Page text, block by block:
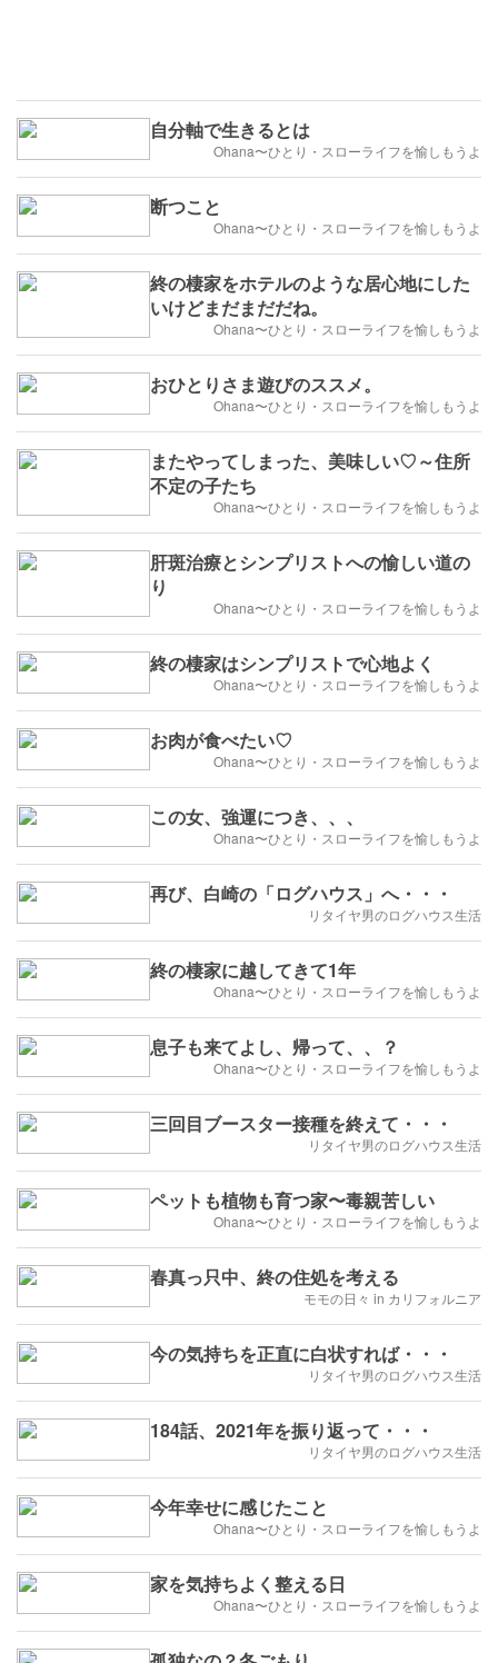
自分軸で生きるとは
Ohana〜ひとり・スローライフを愉しもうよ
断つこと
Ohana〜ひとり・スローライフを愉しもうよ
終の棲家をホテルのような居心地にした
いけどまだまだだね。
Ohana〜ひとり・スローライフを愉しもうよ
おひとりさま遊びのススメ。
Ohana〜ひとり・スローライフを愉しもうよ
またやってしまった、美味しい♡～住所
不定の子たち
Ohana〜ひとり・スローライフを愉しもうよ
肝斑治療とシンプリストへの愉しい道の
り
Ohana〜ひとり・スローライフを愉しもうよ
終の棲家はシンプリストで心地よく
Ohana〜ひとり・スローライフを愉しもうよ
お肉が食べたい♡
Ohana〜ひとり・スローライフを愉しもうよ
この女、強運につき、、、
Ohana〜ひとり・スローライフを愉しもうよ
再び、白崎の「ログハウス」へ・・・
リタイヤ男のログハウス生活
終の棲家に越してきて1年
Ohana〜ひとり・スローライフを愉しもうよ
息子も来てよし、帰って、、？
Ohana〜ひとり・スローライフを愉しもうよ
三回目ブースター接種を終えて・・・
リタイヤ男のログハウス生活
ペットも植物も育つ家〜毒親苦しい
Ohana〜ひとり・スローライフを愉しもうよ
春真っ只中、終の住処を考える
モモの日々 in カリフォルニア
今の気持ちを正直に白状すれば・・・
リタイヤ男のログハウス生活
184話、2021年を振り返って・・・
リタイヤ男のログハウス生活
今年幸せに感じたこと
Ohana〜ひとり・スローライフを愉しもうよ
家を気持ちよく整える日
Ohana〜ひとり・スローライフを愉しもうよ